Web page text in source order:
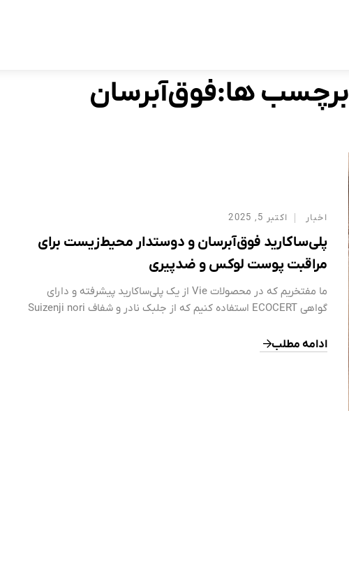
برچسب ها:فوق‌آبرسان
اخبار اکتبر 5, 2025
پلی‌ساکارید فوق‌آبرسان و دوستدار محیط‌زیست برای
مراقبت پوست لوکس و ضدپیری
ما مفتخریم که در محصولات Vie از یک پلی‌ساکارید پیشرفته و دارای
گواهی ECOCERT استفاده کنیم که از جلبک نادر و شفاف Suizenji nori
است تا ۱۰ برابر بیشتر از هیالورونیک اسید رطوبت نگه دارد و لایه‌ایادامه مطلب